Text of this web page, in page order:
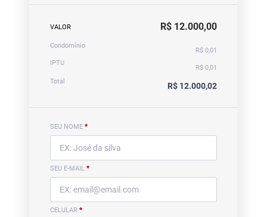
VALOR R$ 12.000,00
Condomínio
R$ 0,01
IPTU
R$ 0,01
Total
R$ 12.000,02
SEU NOME *
SEU E-MAIL *
CELULAR *